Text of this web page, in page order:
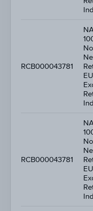
RCB000043781
RCB000043781